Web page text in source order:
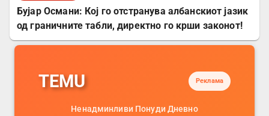
Бујар Османи: Кој го отстранува албанскиот јазик
од граничните табли, директно го крши законот!
TEMU Реклама
Ненадминливи Понуди Дневно